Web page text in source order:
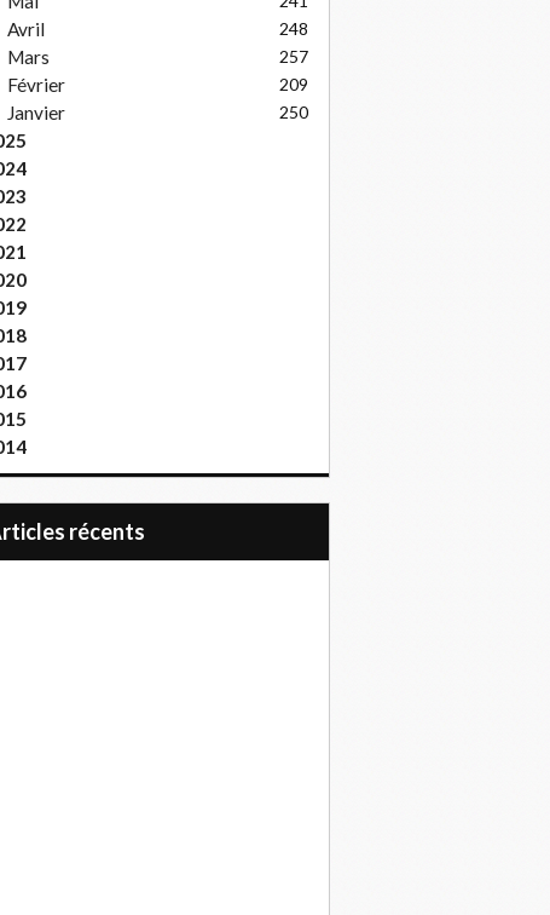
Avril 248
Mars 257
Février 209
Janvier 250
articles récents